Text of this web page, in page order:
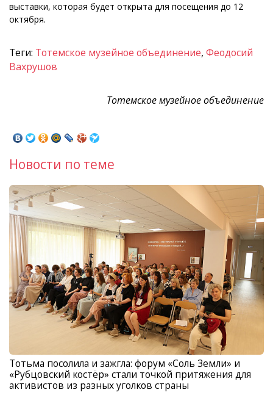
выставки, которая будет открыта для посещения до 12
октября.
Теги: Тотемское музейное объединение, Феодосий
Вахрушов
Тотемское музейное объединение
Новости по теме
Тотьма посолила и зажгла: форум «Соль Земли» и
«Рубцовский костёр» стали точкой притяжения для
активистов из разных уголков страны